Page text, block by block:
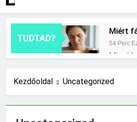
TUDTAD?
Miért
54 Perc
Mire jó
Mennyi
Mit
Kezdőoldal Uncategorized